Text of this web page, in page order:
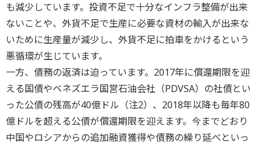
も減少しています。投資不足で十分なインフラ整備が出来
ないことや、外貨不足で生産に必要な資材の輸入が出来な
いために生産量が減少し、外貨不足に拍車をかけるという
悪循環が生じています。
一方、債務の返済は迫っています。2017年に償還期限を迎
える国債やベネズエラ国営石油会社（PDVSA）の社債とい
った公債の残高が40億ドル（注2）、2018年以降も毎年80
億ドルを超える公債が償還期限を迎えます。今までどおり
中国やロシアからの追加融資獲得や債務の繰り延べといっ